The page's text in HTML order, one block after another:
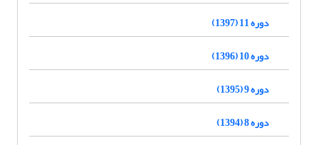
دوره 11 (1397)
دوره 10 (1396)
دوره 9 (1395)
دوره 8 (1394)